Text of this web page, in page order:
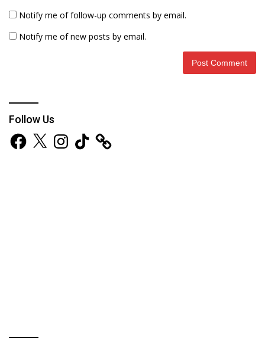
Notify me of follow-up comments by email.
Notify me of new posts by email.
Follow Us
Facebook
X Instagram
TikTok